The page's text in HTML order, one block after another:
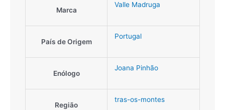
Marca
Valle Madruga
País de Origem
Portugal
Enólogo
Joana Pinhão
Região
tras-os-montes